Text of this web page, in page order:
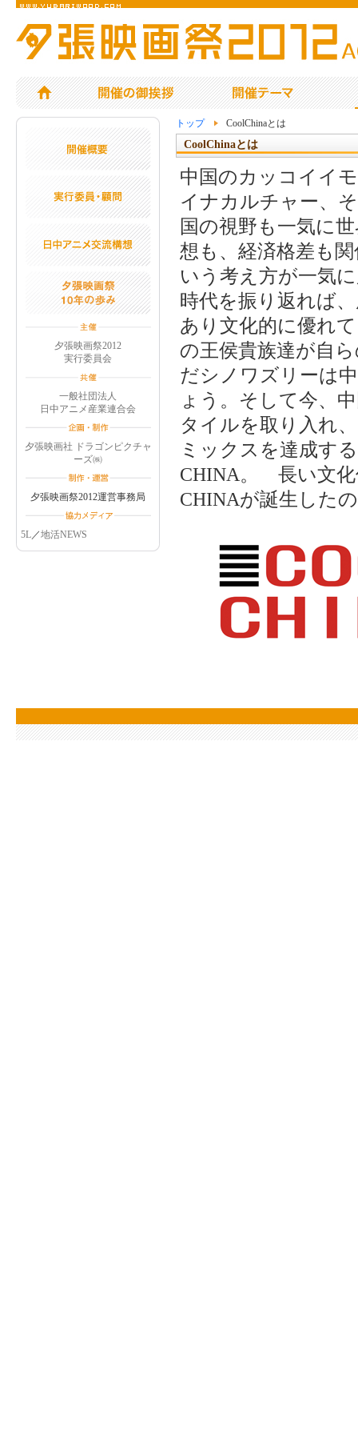
夕張映画祭2012
実行委員会
一般社団法人
日中アニメ産業連合会
夕張映画社 ドラゴンピクチャ
ーズ㈱
夕張映画祭2012運営事務局
5L／地活NEWS
トップ CoolChinaとは
CoolChinaとは
中国のカッコイイ
イナカルチャー、
国の視野も一気に
想も、経済格差も
いう考え方が一気
時代を振り返れば
あり文化的に優れ
の王侯貴族達が自
だシノワズリーは
ょう。そして今、
タイルを取り入れ
ミックスを達成す
CHINA。 長い文化
CHINAが誕生した